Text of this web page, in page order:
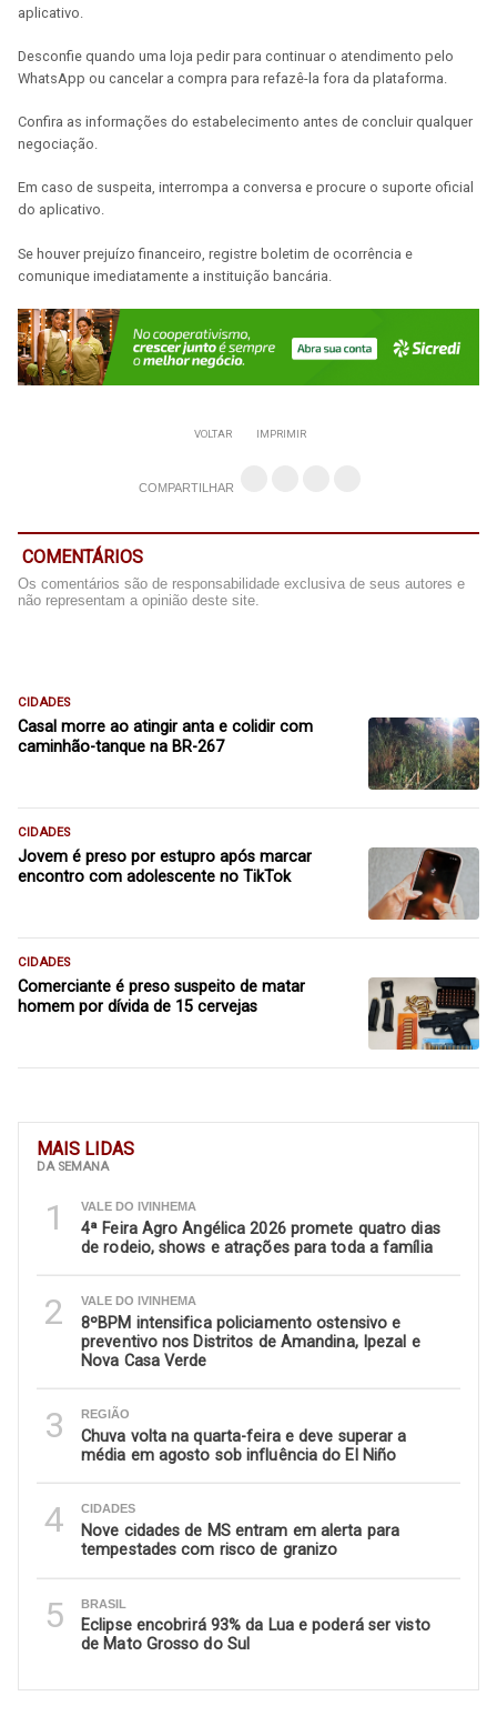
MAIS LIDAS
DA SEMANA
1 VALE DO IVINHEMA
4ª Feira Agro Angélica 2026 promete quatro dias
de rodeio, shows e atrações para toda a família
2 VALE DO IVINHEMA
8ºBPM intensifica policiamento ostensivo e
preventivo nos Distritos de Amandina, Ipezal e
Nova Casa Verde
3 REGIÃO
Chuva volta na quarta-feira e deve superar a
média em agosto sob influência do El Niño
4 CIDADES
Nove cidades de MS entram em alerta para
tempestades com risco de granizo
5 BRASIL
Eclipse encobrirá 93% da Lua e poderá ser visto
de Mato Grosso do Sul
aplicativo.
Desconfie quando uma loja pedir para continuar o atendimento pelo
WhatsApp ou cancelar a compra para refazê-la fora da plataforma.
Confira as informações do estabelecimento antes de concluir qualquer
negociação.
Em caso de suspeita, interrompa a conversa e procure o suporte oficial
do aplicativo.
Se houver prejuízo financeiro, registre boletim de ocorrência e
comunique imediatamente a instituição bancária.
VOLTAR IMPRIMIR
COMPARTILHAR
COMENTÁRIOS
Os comentários são de responsabilidade exclusiva de seus autores e
não representam a opinião deste site.
CIDADES
Casal morre ao atingir anta e colidir com
caminhão-tanque na BR-267
CIDADES
Jovem é preso por estupro após marcar
encontro com adolescente no TikTok
CIDADES
Comerciante é preso suspeito de matar
homem por dívida de 15 cervejas